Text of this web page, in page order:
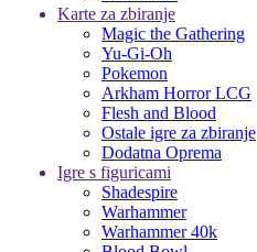
Karte za zbiranje
Magic the Gathering
Yu-Gi-Oh
Pokemon
Arkham Horror LCG
Flesh and Blood
Ostale igre za zbiranje
Dodatna Oprema
Igre s figuricami
Shadespire
Warhammer
Warhammer 40k